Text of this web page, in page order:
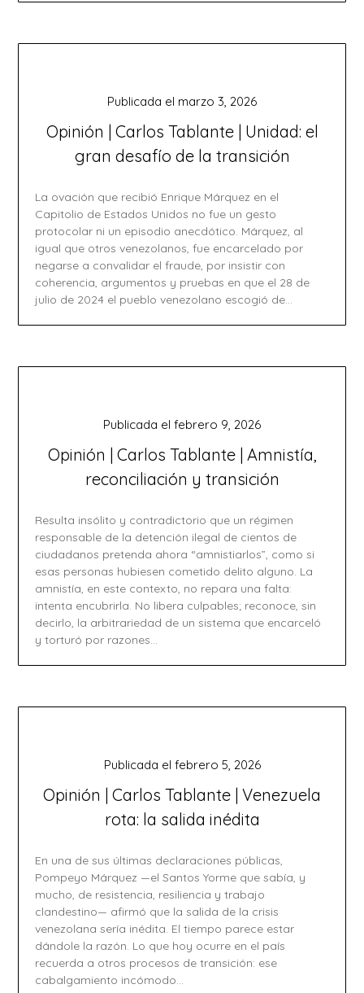
Opinión | Carlos Tablante | Unidad: el
gran desafío de la transición
Publicada el marzo 3, 2026
La ovación que recibió Enrique Márquez en el
Capitolio de Estados Unidos no fue un gesto
protocolar ni un episodio anecdótico. Márquez, al
igual que otros venezolanos, fue encarcelado por
negarse a convalidar el fraude, por insistir con
coherencia, argumentos y pruebas en que el 28 de
julio de 2024 el pueblo venezolano escogió de…
Opinión | Carlos Tablante | Amnistía,
reconciliación y transición
Publicada el febrero 9, 2026
Resulta insólito y contradictorio que un régimen
responsable de la detención ilegal de cientos de
ciudadanos pretenda ahora “amnistiarlos”, como si
esas personas hubiesen cometido delito alguno. La
amnistía, en este contexto, no repara una falta:
intenta encubrirla. No libera culpables; reconoce, sin
decirlo, la arbitrariedad de un sistema que encarceló
y torturó por razones…
Opinión | Carlos Tablante | Venezuela
rota: la salida inédita
Publicada el febrero 5, 2026
En una de sus últimas declaraciones públicas,
Pompeyo Márquez —el Santos Yorme que sabía, y
mucho, de resistencia, resiliencia y trabajo
clandestino— afirmó que la salida de la crisis
venezolana sería inédita. El tiempo parece estar
dándole la razón. Lo que hoy ocurre en el país
recuerda a otros procesos de transición: ese
cabalgamiento incómodo…